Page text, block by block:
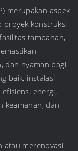
merupakan aspek
proyek konstruksi
tambahan,
dan nyaman bagi
baik, instalasi
energi,
keamanan, dan
atau merenovasi